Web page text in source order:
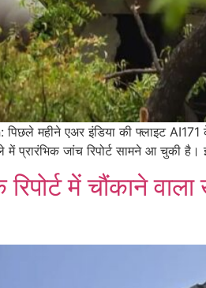
महीने एअर इंडिया की फ्लाइट AI171
प्रारंभिक जांच रिपोर्ट सामने आ चुकी
रिपोर्ट में चौंकाने